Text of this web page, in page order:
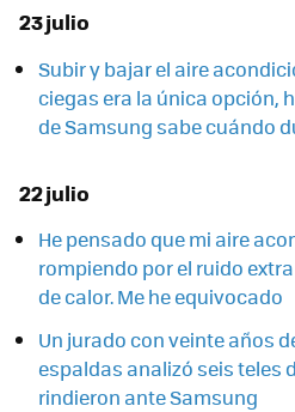
23 julio
Subir y bajar el aire
ciegas era la única opción,
de Samsung sabe cuándo
22 julio
He pensado que mi aire
rompiendo por el ruido
de calor. Me he equivocado
Un jurado con veinte años
espaldas analizó seis teles
rindieron ante Samsung